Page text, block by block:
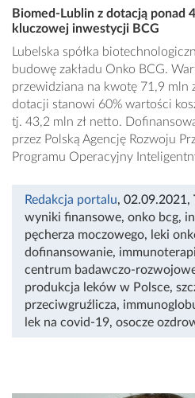
Biomed-Lublin z dotacją ponad
kluczowej inwestycji BCG
Lubelska spółka
budowę zakładu Onko BCG.
przewidziana na kwotę 71,9 mln
dotacji stanowi 60% wartości
tj. 43,2 mln zł netto.
przez Polską Agencję Rozwoju
Programu Operacyjny
Redakcja portalu, 02.09.2021 ,
wyniki finansowe, onko bcg,
pęcherza moczowego, leki
dofinansowanie,
centrum badawczo-
produkcja leków w Polsce,
przeciwgruźlicza,
lek na covid-19, osocze